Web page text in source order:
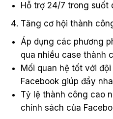
Hỗ trợ 24/7 trong suốt
Tăng cơ hội thành
Áp dụng các phương
qua nhiều case thành
Mối quan hệ tốt với
Facebook giúp đẩy
Tỷ lệ thành công cao
chính sách của